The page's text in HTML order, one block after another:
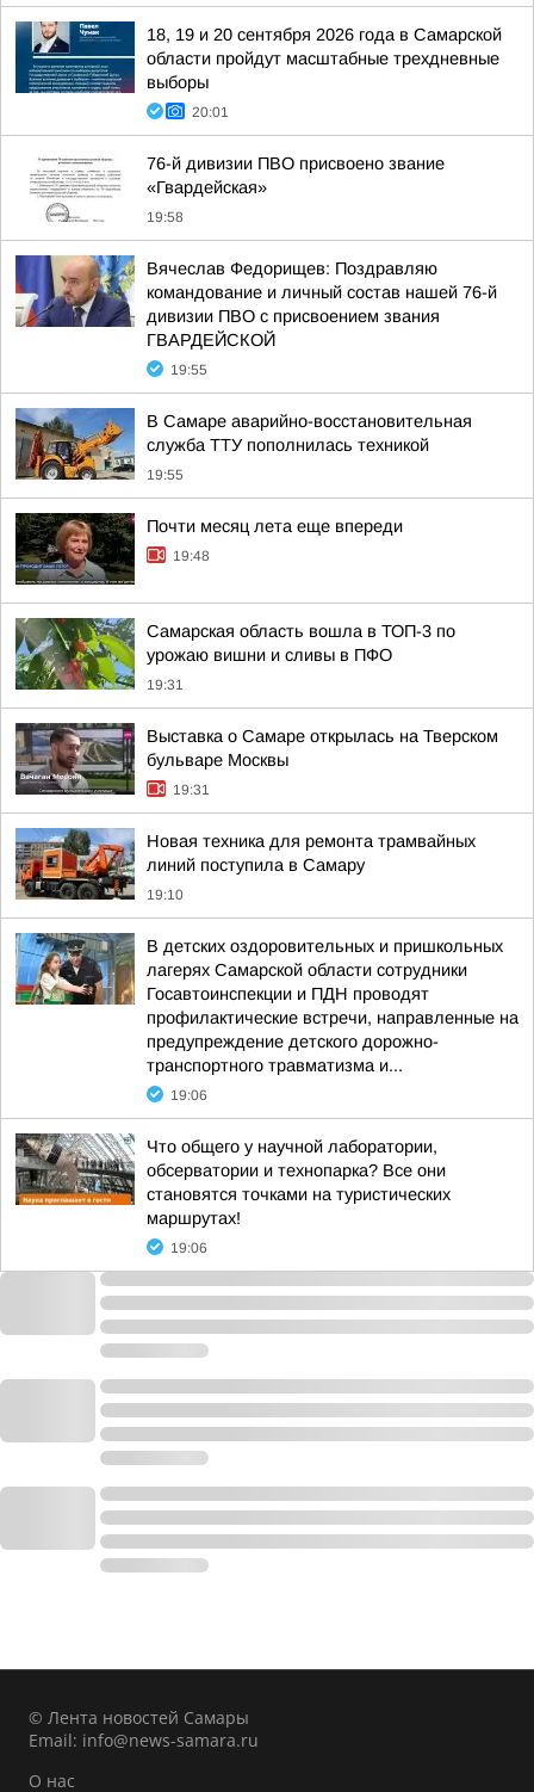
18, 19 и 20 сентября 2026 года в Самарской
области пройдут масштабные трехдневные
выборы
20:01
76-й дивизии ПВО присвоено звание
«Гвардейская»
19:58
Вячеслав Федорищев: Поздравляю
командование и личный состав нашей 76-й
дивизии ПВО с присвоением звания
ГВАРДЕЙСКОЙ
19:55
В Самаре аварийно-восстановительная
служба ТТУ пополнилась техникой
19:55
Почти месяц лета еще впереди
19:48
Самарская область вошла в ТОП-3 по
урожаю вишни и сливы в ПФО
19:31
Выставка о Самаре открылась на Тверском
бульваре Москвы
19:31
Новая техника для ремонта трамвайных
линий поступила в Самару
19:10
В детских оздоровительных и пришкольных
лагерях Самарской области сотрудники
Госавтоинспекции и ПДН проводят
профилактические встречи, направленные на
предупреждение детского дорожно-
транспортного травматизма и...
19:06
Что общего у научной лаборатории,
обсерватории и технопарка? Все они
становятся точками на туристических
маршрутах!
19:06
© Лента новостей Самары
Email: info@news-samara.ru
О нас